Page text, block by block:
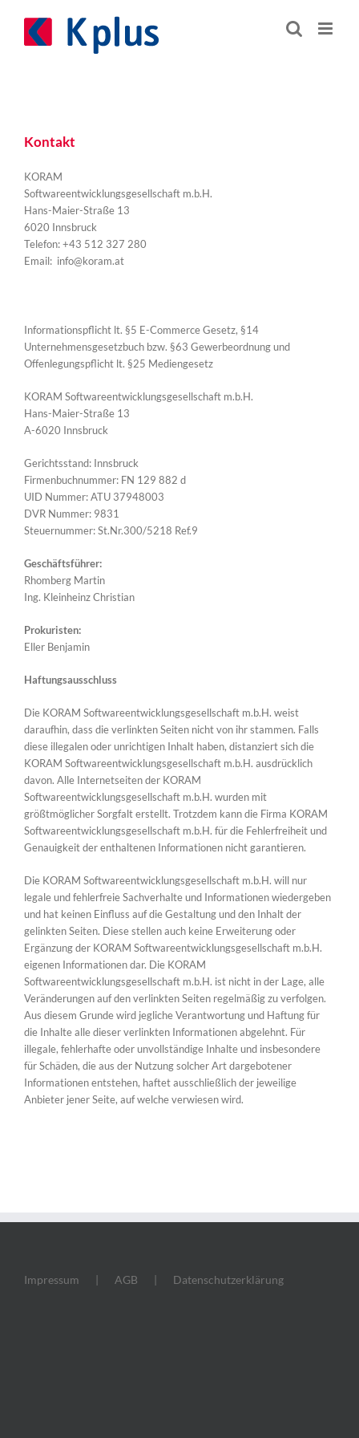
springen
Kontakt
KORAM
Softwareentwicklungsgesellschaft m.b.H.
Hans-Maier-Straße 13
6020 Innsbruck
Telefon: +43 512 327 280
Email: info@koram.at
Informationspflicht lt. §5 E-Commerce Gesetz, §14
Unternehmensgesetzbuch bzw. §63 Gewerbeordnung und
Offenlegungspflicht lt. §25 Mediengesetz
KORAM Softwareentwicklungsgesellschaft m.b.H.
Hans-Maier-Straße 13
A-6020 Innsbruck
Gerichtsstand: Innsbruck
Firmenbuchnummer: FN 129 882 d
UID Nummer: ATU 37948003
DVR Nummer: 9831
Steuernummer: St.Nr.300/5218 Ref.9
Geschäftsführer:
Rhomberg Martin
Ing. Kleinheinz Christian
Prokuristen:
Eller Benjamin
Haftungsausschluss
Die KORAM Softwareentwicklungsgesellschaft m.b.H. weist
daraufhin, dass die verlinkten Seiten nicht von ihr stammen. Falls
diese illegalen oder unrichtigen Inhalt haben, distanziert sich die
KORAM Softwareentwicklungsgesellschaft m.b.H. ausdrücklich
davon. Alle Internetseiten der KORAM
Softwareentwicklungsgesellschaft m.b.H. wurden mit
größtmöglicher Sorgfalt erstellt. Trotzdem kann die Firma KORAM
Softwareentwicklungsgesellschaft m.b.H. für die Fehlerfreiheit und
Genauigkeit der enthaltenen Informationen nicht garantieren.
Die KORAM Softwareentwicklungsgesellschaft m.b.H. will nur
legale und fehlerfreie Sachverhalte und Informationen wiedergeben
und hat keinen Einfluss auf die Gestaltung und den Inhalt der
gelinkten Seiten. Diese stellen auch keine Erweiterung oder
Ergänzung der KORAM Softwareentwicklungsgesellschaft m.b.H.
eigenen Informationen dar. Die KORAM
Softwareentwicklungsgesellschaft m.b.H. ist nicht in der Lage, alle
Veränderungen auf den verlinkten Seiten regelmäßig zu verfolgen.
Aus diesem Grunde wird jegliche Verantwortung und Haftung für
die Inhalte alle dieser verlinkten Informationen abgelehnt. Für
illegale, fehlerhafte oder unvollständige Inhalte und insbesondere
für Schäden, die aus der Nutzung solcher Art dargebotener
Informationen entstehen, haftet ausschließlich der jeweilige
Anbieter jener Seite, auf welche verwiesen wird.
Impressum AGB Datenschutzerklärung